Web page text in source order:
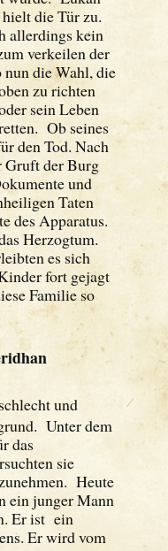
die Tür zu.
allerdings kein
verkeilen der
die Wahl, die
zu richten
sein Leben
Ob seines
den Tod. Nach
Gruft der Burg
und
Taten
des Apparatus.
Herzogtum.
es sich
fort gejagt
Familie so
und
Unter dem
das
sie
Heute
ein junger Mann
Er ist ein
Er wird vom